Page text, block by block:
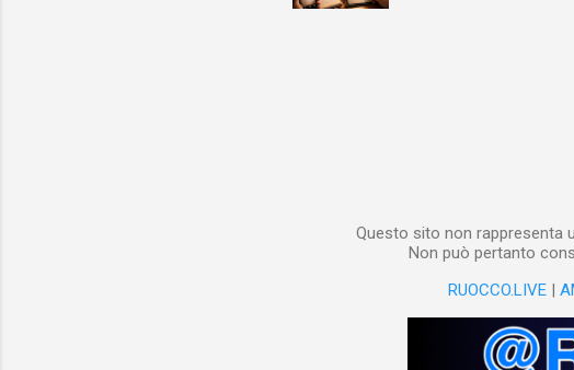
Notebook (già
Questo sito non rappresenta
Non può pertanto
RUOCCO.LIVE|